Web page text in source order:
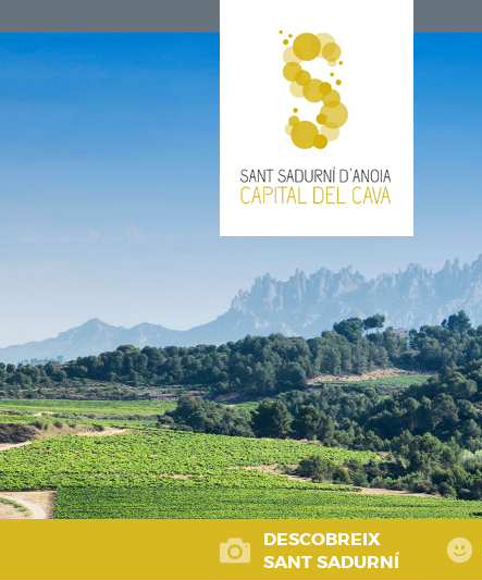
DESCOBREIX
SANT SADURNÍ